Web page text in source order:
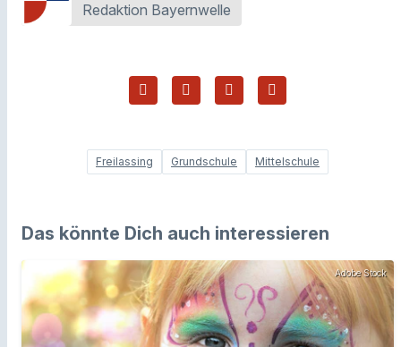
Redaktion Bayernwelle
Freilassing Grundschule Mittelschule
Das könnte Dich auch interessieren
Adobe Stock